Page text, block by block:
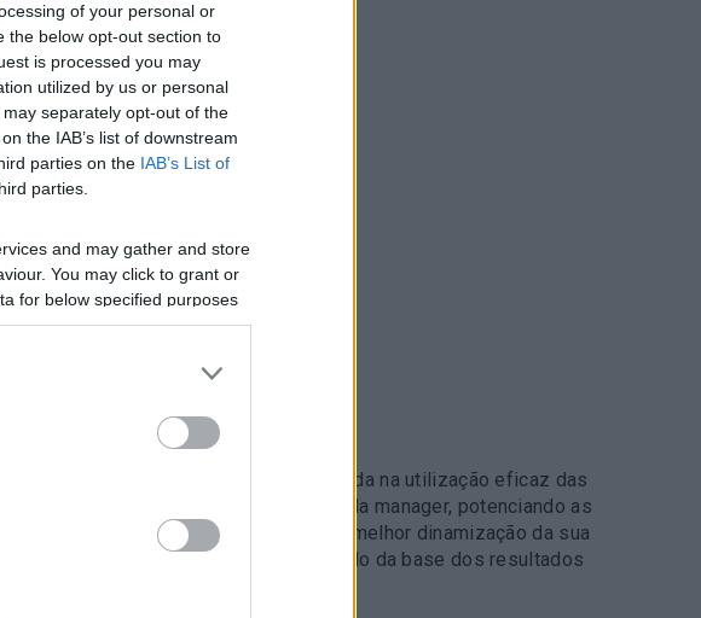
of your personal or
the below opt-out section to
is processed you may
utilized by us or personal
separately opt-out of the
the IAB’s list of downstream
parties on the IAB’s List of
parties.
and may gather and store
You may click to grant or
for below specified purposes
SKOLAE FORMAÇÃO
presencial com a duração de 3 dias focada na utilização eficaz das
comportamentos necessários à função da manager, potenciando as
pessoais e relacionais para uma melhor dinamização da sua
da performance do grupo, partindo da base dos resultados